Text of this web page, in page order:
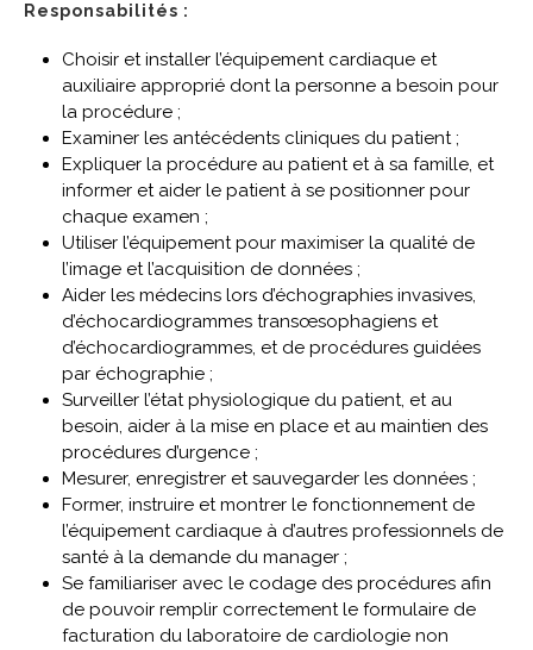
Responsabilités :
Choisir et installer l’équipement cardiaque et
auxiliaire approprié dont la personne a besoin pour
la procédure ;
Examiner les antécédents cliniques du patient ;
Expliquer la procédure au patient et à sa famille, et
informer et aider le patient à se positionner pour
chaque examen ;
Utiliser l’équipement pour maximiser la qualité de
l’image et l’acquisition de données ;
Aider les médecins lors d’échographies invasives,
d’échocardiogrammes transœsophagiens et
d’échocardiogrammes, et de procédures guidées
par échographie ;
Surveiller l’état physiologique du patient, et au
besoin, aider à la mise en place et au maintien des
procédures d’urgence ;
Mesurer, enregistrer et sauvegarder les données ;
Former, instruire et montrer le fonctionnement de
l’équipement cardiaque à d’autres professionnels de
santé à la demande du manager ;
Se familiariser avec le codage des procédures afin
de pouvoir remplir correctement le formulaire de
facturation du laboratoire de cardiologie non